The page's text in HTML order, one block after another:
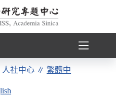
人社中心 ∥繁體中